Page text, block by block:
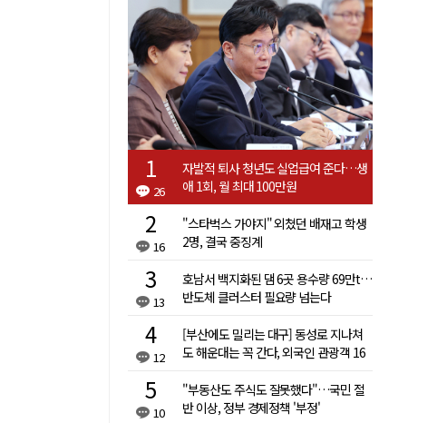
26
자발적 퇴사 청년도 실업급여 준다…생
애 1회, 월 최대 100만원
16
"스타벅스 가야지" 외쳤던 배재고 학생
2명, 결국 중징계
13
호남서 백지화된 댐 6곳 용수량 69만t…
반도체 클러스터 필요량 넘는다
12
[부산에도 밀리는 대구] 동성로 지나쳐
도 해운대는 꼭 간다, 외국인 관광객 16
10
"부동산도 주식도 잘못했다"…국민 절
반 이상, 정부 경제정책 '부정'